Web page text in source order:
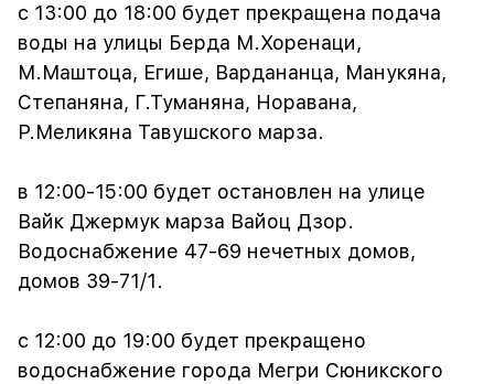
с 13:00 до 18:00 будет прекращена подача
воды на улицы Берда М.Хоренаци,
М.Маштоца, Егише, Вардананца, Манукяна,
Степаняна, Г.Туманяна, Норавана,
Р.Меликяна Тавушского марза.
в 12:00-15:00 будет остановлен на улице
Вайк Джермук марза Вайоц Дзор.
Водоснабжение 47-69 нечетных домов,
домов 39-71/1.
с 12:00 до 19:00 будет прекращено
водоснабжение города Мегри Сюникского